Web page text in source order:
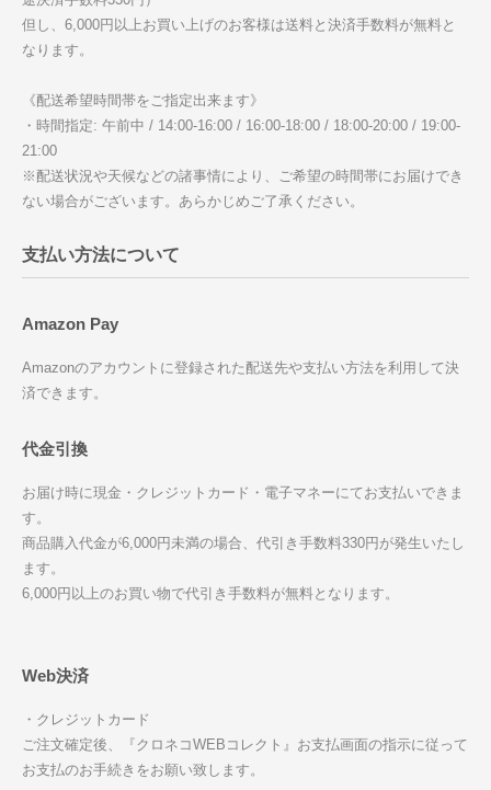
但し、6,000円以上お買い上げのお客様は送料と決済手数料が無料と
なります。
《配送希望時間帯をご指定出来ます》
・時間指定: 午前中 / 14:00-16:00 / 16:00-18:00 / 18:00-20:00 / 19:00-
21:00
※配送状況や天候などの諸事情により、ご希望の時間帯にお届けでき
ない場合がございます。あらかじめご了承ください。
支払い方法について
Amazon Pay
Amazonのアカウントに登録された配送先や支払い方法を利用して決
済できます。
代金引換
お届け時に現金・クレジットカード・電子マネーにてお支払いできま
す。
商品購入代金が6,000円未満の場合、代引き手数料330円が発生いたし
ます。
6,000円以上のお買い物で代引き手数料が無料となります。
Web決済
・クレジットカード
ご注文確定後、『クロネコWEBコレクト』お支払画面の指示に従って
お支払のお手続きをお願い致します。